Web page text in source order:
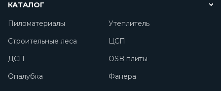
КАТАЛОГ
Пиломатериалы
Утеплитель
Строительные леса
ЦСП
ДСП
OSB плиты
Опалубка
Фанера